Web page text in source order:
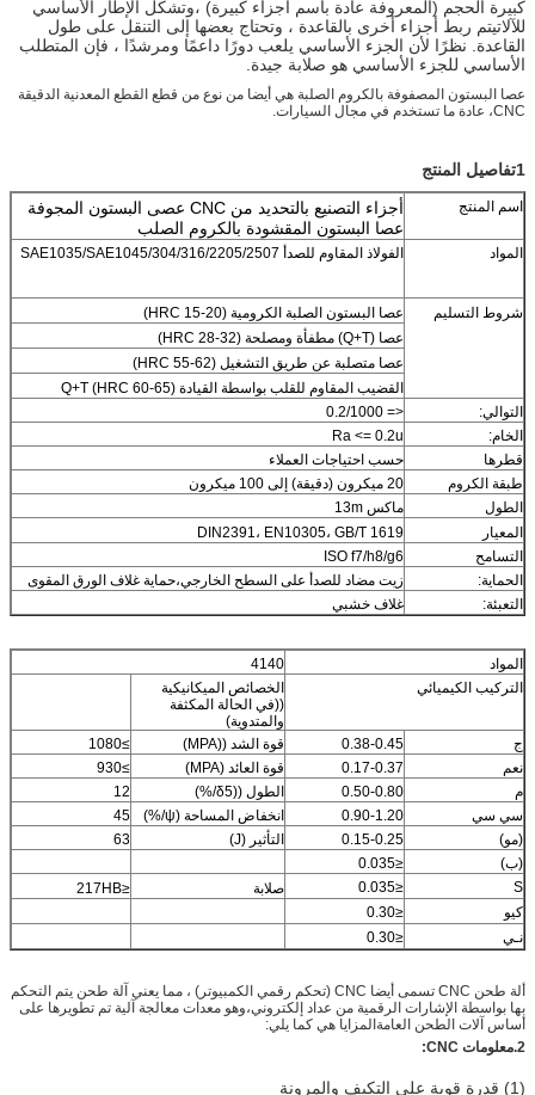
كبيرة الحجم (المعروفة عادة باسم أجزاء كبيرة) ،وتشكل الإطار الأساسي
للآلاتيتم ربط أجزاء أخرى بالقاعدة ، وتحتاج بعضها إلى التنقل على طول
القاعدة. نظرًا لأن الجزء الأساسي يلعب دورًا داعمًا ومرشدًا ، فإن المتطلب
الأساسي للجزء الأساسي هو صلابة جيدة.
عصا البستون المصفوفة بالكروم الصلبة هي أيضا من نوع من قطع القطع المعدنية الدقيقة
CNC، عادة ما تستخدم في مجال السيارات.
1تفاصيل المنتج
اسم المنتج
أجزاء التصنيع بالتحديد من CNC عصى البستون المجوفة
عصا البستون المقشودة بالكروم الصلب
المواد الفولاذ المقاوم للصدأ 304/316/2205/2507/SAE1035/SAE1045
شروط التسليم
عصا البستون الصلبة الكرومية (HRC 15-20)
عصا (Q+T) مطفأة ومصلحة (HRC 28-32)
عصا متصلبة عن طريق التشغيل (HRC 55-62)
القضيب المقاوم للقلب بواسطة القيادة Q+T (HRC 60-65)
التوالي:
<= 0.2/1000
الخام:
Ra <= 0.2u
قطرها
حسب احتياجات العملاء
طبقة الكروم
20 ميكرون (دقيقة) إلى 100 ميكرون
الطول
ماكس 13m
المعيار
DIN2391، EN10305، GB/T 1619
التسامح
ISO f7/h8/g6
الحماية:
زيت مضاد للصدأ على السطح الخارجي،حماية غلاف الورق المقوى
التعبئة:
غلاف خشبي
المواد
4140
التركيب الكيميائي
الخصائص الميكانيكية
((في الحالة المكثفة
والمتدوية)
ج
0.38-0.45 قوة الشد ((MPA)
≥1080
نعم
0.17-0.37 قوة العائد (MPA)
≥930
م
0.50-0.80 الطول ((δ5/%)
12
سي سي
0.90-1.20 انخفاض المساحة (ψ/%)
45
(مو)
0.15-0.25 التأثير (J)
63
(ب)
≤0.035
S
≤0.035 صلابة
≤217HB
كيو
≤0.30
نـي
≤0.30
ألة طحن CNC تسمى أيضا CNC (تحكم رقمي الكمبيوتر) ، مما يعني آلة طحن يتم التحكم
بها بواسطة الإشارات الرقمية من عداد إلكتروني،وهو معدات معالجة آلية تم تطويرها على
أساس آلات الطحن العامةالمزايا هي كما يلي:
2. معلومات CNC:
(1) قدرة قوية على التكيف والمرونة